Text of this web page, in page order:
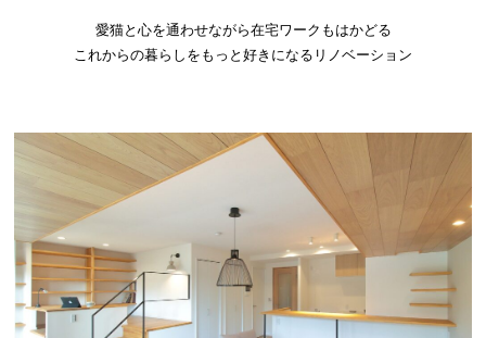
愛猫と心を通わせながら在宅ワークもはかどる
これからの暮らしをもっと好きになるリノベーション